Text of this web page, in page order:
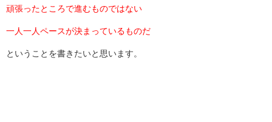
頑張ったところで進むものではない
一人一人ペースが決まっているものだ
ということを書きたいと思います。